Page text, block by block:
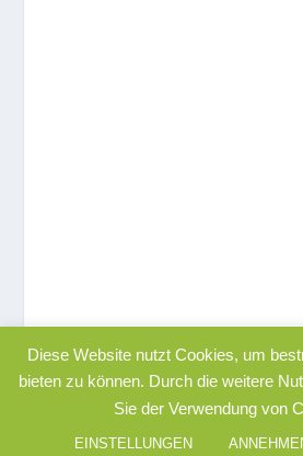
RediX |Impressum|
Diese Website nutzt Cookies, um
bieten zu können. Durch die weitere
Sie der Verwendung von
EINSTELLUNGEN